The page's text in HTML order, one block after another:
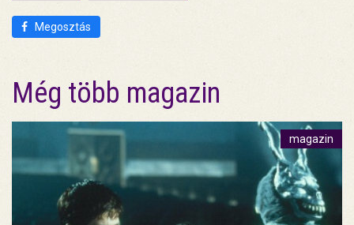
Megosztás
Még több magazin
magazin